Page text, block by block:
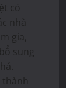
có
nhà
gia,
sung
thành